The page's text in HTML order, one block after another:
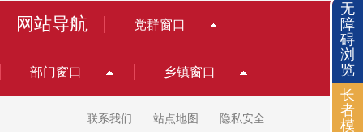
网站导航 党群窗口
部门窗口 乡镇窗口
联系我们 站点地图 隐私安全
无
障
碍
浏
览
长
者
模